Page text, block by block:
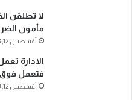
لا تطلقن
مأمون
أغسطس 12, 2023
الادارة
فتعمل فوق
أغسطس 12, 2023